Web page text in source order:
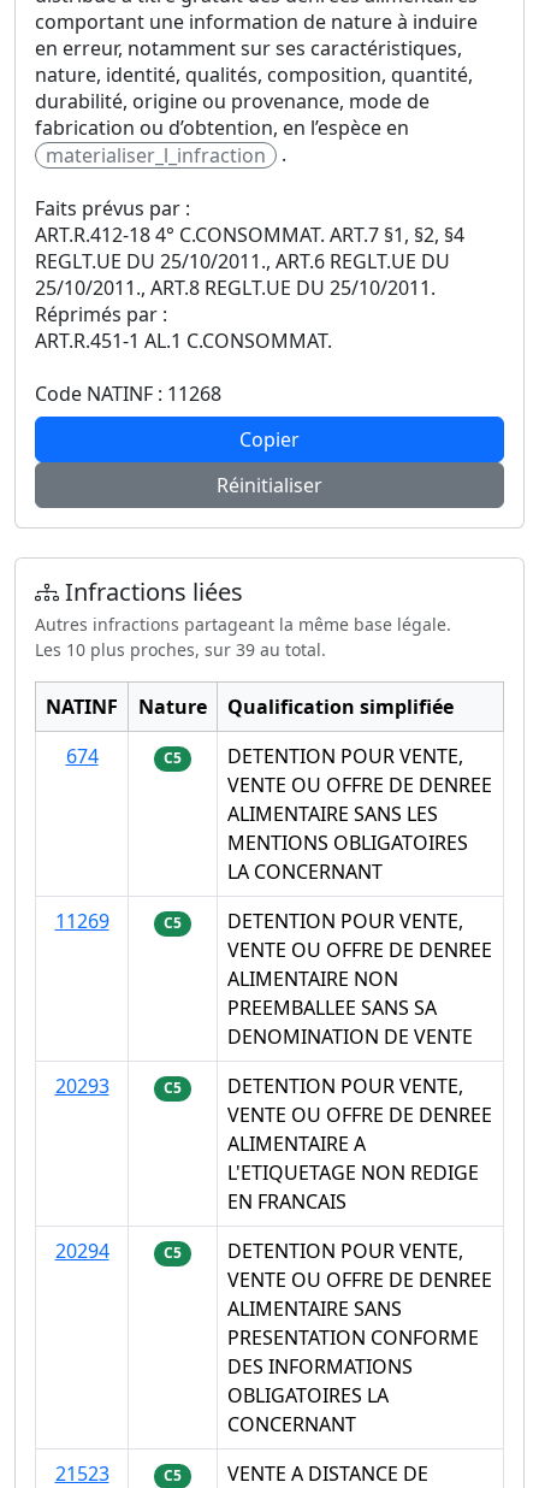
comportant une information de nature à induire
en erreur, notamment sur ses caractéristiques,
nature, identité, qualités, composition, quantité,
durabilité, origine ou provenance, mode de
fabrication ou d’obtention, en l’espèce en
materialiser_l_infraction
.
Faits prévus par :
ART.R.412-18 4° C.CONSOMMAT. ART.7 §1, §2, §4
REGLT.UE DU 25/10/2011., ART.6 REGLT.UE DU
25/10/2011., ART.8 REGLT.UE DU 25/10/2011.
Réprimés par :
ART.R.451-1 AL.1 C.CONSOMMAT.
Code NATINF : 11268
Copier
Réinitialiser
Infractions liées
Autres infractions partageant la même base légale.
Les 10 plus proches, sur 39 au total.
NATINF Nature
Qualification simplifiée
674
C5
DETENTION POUR VENTE,
VENTE OU OFFRE DE DENREE
ALIMENTAIRE SANS LES
MENTIONS OBLIGATOIRES
LA CONCERNANT
11269
C5
DETENTION POUR VENTE,
VENTE OU OFFRE DE DENREE
ALIMENTAIRE NON
PREEMBALLEE SANS SA
DENOMINATION DE VENTE
20293
C5
DETENTION POUR VENTE,
VENTE OU OFFRE DE DENREE
ALIMENTAIRE A
L'ETIQUETAGE NON REDIGE
EN FRANCAIS
20294
C5
DETENTION POUR VENTE,
VENTE OU OFFRE DE DENREE
ALIMENTAIRE SANS
PRESENTATION CONFORME
DES INFORMATIONS
OBLIGATOIRES LA
CONCERNANT
21523
C5
VENTE A DISTANCE DE